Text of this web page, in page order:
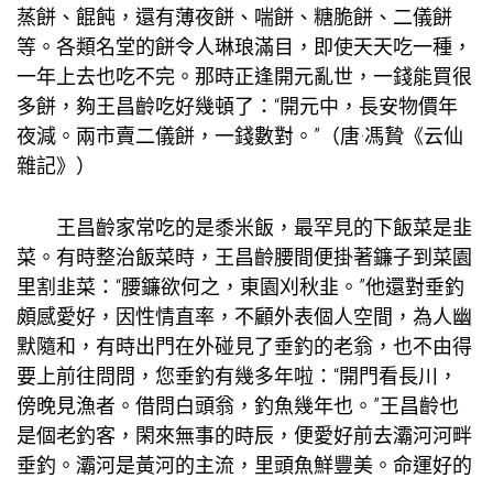
蒸餅、餛飩，還有薄夜餅、喘餅、糖脆餅、二儀餅
等。各類名堂的餅令人琳琅滿目，即使天天吃一種，
一年上去也吃不完。那時正逢開元亂世，一錢能買很
多餅，夠王昌齡吃好幾頓了：“開元中，長安物價年
夜減。兩市賣二儀餅，一錢數對。”（唐·馮贄《云仙
雜記》）
王昌齡家常吃的是黍米飯，最罕見的下飯菜是韭
菜。有時整治飯菜時，王昌齡腰間便掛著鐮子到菜園
里割韭菜：“腰鐮欲何之，東園刈秋韭。”他還對垂釣
頗感愛好，因性情直率，不顧外表個人空間 ，為人幽
默隨和，有時出門在外碰見了垂釣的老翁，也不由得
要上前往問問，您垂釣有幾多年啦：“開門看長川，
傍晚見漁者。借問白頭翁，釣魚幾年也。”王昌齡也
是個老釣客，閑來無事的時辰，便愛好前去灞河河畔
垂釣。灞河是黃河的主流，里頭魚鮮豐美。命運好的